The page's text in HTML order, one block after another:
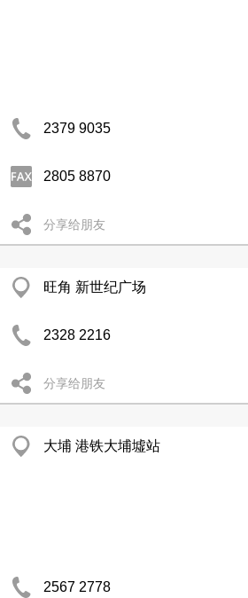
2379 9035
2805 8870
分享给朋友
旺角 新世纪广场
2328 2216
分享给朋友
大埔 港铁大埔墟站
2567 2778